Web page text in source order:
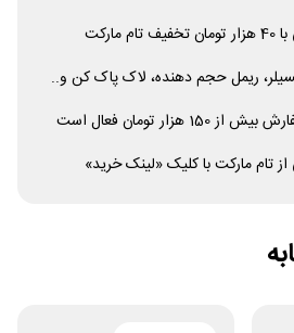
ریمل حجم دهنده، لاک پاک کن و..
هزار تومان فعال است
تام مارکت با کلیک «لینک خرید»